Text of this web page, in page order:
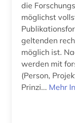
die
möglichst
geltenden
möglich ist. Nachgewiesene Disseminate
werden mit
(Person,
Prinzi... Mehr